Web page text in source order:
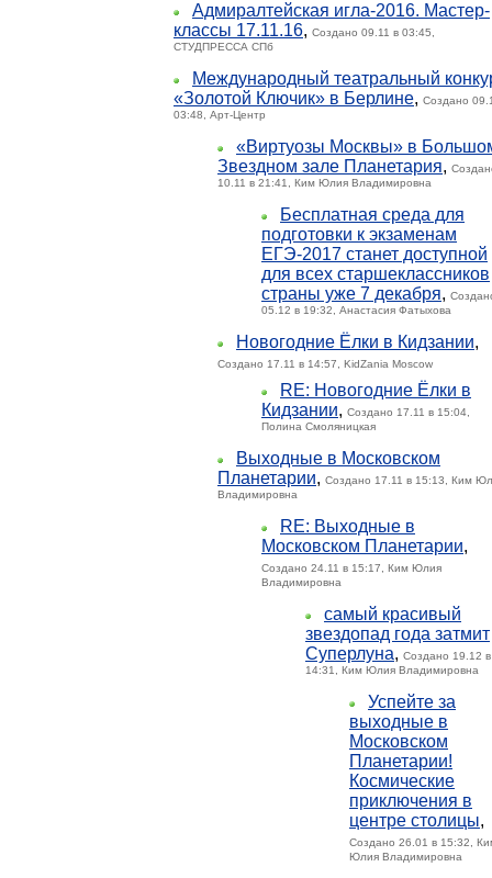
Адмиралтейская игла-2016. Мастер-
классы 17.11.16, Создано 09.11 в 03:45,
СТУДПРЕССА СПб
Международный театральный
«Золотой Ключик» в Берлине, Создано
03:48, Арт-Центр
«Виртуозы Москвы» в
Звездном зале Планетария,
10.11 в 21:41, Ким Юлия Владимировна
Бесплатная среда для
подготовки к экзаменам
ЕГЭ-2017 станет доступной
для всех старшеклассников
страны уже 7 декабря,
05.12 в 19:32, Анастасия Фатыхова
Новогодние Ёлки в Кидзании,
Создано 17.11 в 14:57, KidZania Moscow
RE: Новогодние Ёлки в
Кидзании, Создано 17.11 в 15:04,
Полина Смоляницкая
Выходные в Московском
Планетарии, Создано 17.11 в 15:13, Ким
Владимировна
RE: Выходные в
Московском Планетарии,
Создано 24.11 в 15:17, Ким Юлия
Владимировна
самый красивый
звездопад года затмит
Суперлуна, Создано 19.12 в
14:31, Ким Юлия Владимировна
Успейте за
выходные в
Московском
Планетарии!
Космические
приключения в
центре столицы,
Создано 26.01 в 15:32,
Юлия Владимировна